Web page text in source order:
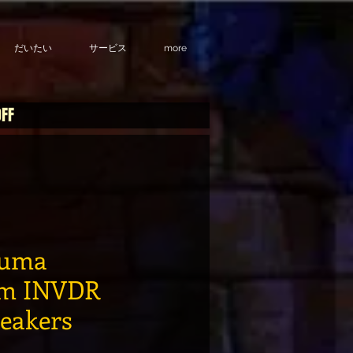
だいたい サービス more
INVDR